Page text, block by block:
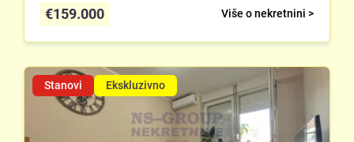
Više o nekretnini >
€159.000
Stanovi Ekskluzivno